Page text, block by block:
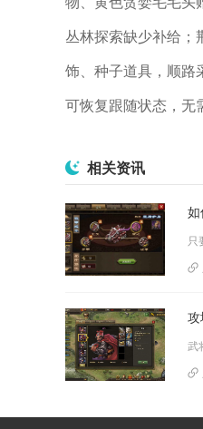
丛林探索缺少补给；
饰、种子道具，顺路
可恢复跟随状态，无
相关资讯
如
攻